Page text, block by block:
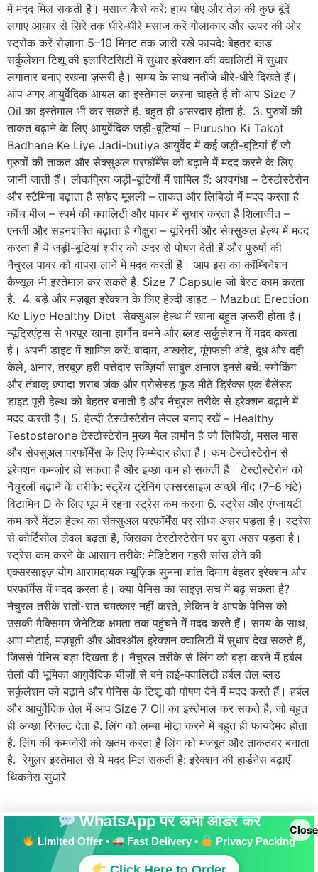
में मदद मिल सकती है। मसाज कैसे करें: हाथ धोएं और तेल की कुछ बूंदें
लगाएं आधार से सिरे तक धीरे-धीरे मसाज करें गोलाकार और ऊपर की ओर
स्ट्रोक करें रोज़ाना 5–10 मिनट तक जारी रखें फायदे: बेहतर ब्लड
सर्कुलेशन टिशू की इलास्टिसिटी में सुधार इरेक्शन की क्वालिटी में सुधार
लगातार बनाए रखना ज़रूरी है। समय के साथ नतीजे धीरे-धीरे दिखते हैं।
आप अगर आयुर्वेदिक आयल का इस्तेमाल करना चाहते है तो आप Size 7
Oil का इस्तेमाल भी कर सकते है. बहुत ही असरदार होता है. 3. पुरुषों की
ताकत बढ़ाने के लिए आयुर्वेदिक जड़ी-बूटियां – Purusho Ki Takat
Badhane Ke Liye Jadi-butiya आयुर्वेद में कई जड़ी-बूटियां हैं जो
पुरुषों की ताकत और सेक्सुअल परफॉर्मेंस को बढ़ाने में मदद करने के लिए
जानी जाती हैं। लोकप्रिय जड़ी-बूटियों में शामिल हैं: अश्वगंधा – टेस्टोस्टेरोन
और स्टैमिना बढ़ाता है सफेद मूसली – ताकत और लिबिडो में मदद करता है
कौंच बीज – स्पर्म की क्वालिटी और पावर में सुधार करता है शिलाजीत –
एनर्जी और सहनशक्ति बढ़ाता है गोक्षुरा – यूरिनरी और सेक्सुअल हेल्थ में मदद
करता है ये जड़ी-बूटियां शरीर को अंदर से पोषण देती हैं और पुरुषों की
नैचुरल पावर को वापस लाने में मदद करती हैं। आप इस का कॉम्बिनेशन
कैप्सूल भी इस्तेमाल कर सकते है. Size 7 Capsule जो बेस्ट काम करता
है. 4. बड़े और मज़बूत इरेक्शन के लिए हेल्दी डाइट – Mazbut Erection
Ke Liye Healthy Diet सेक्सुअल हेल्थ में खाना बहुत ज़रूरी होता है।
न्यूट्रिएंट्स से भरपूर खाना हार्मोन बनने और ब्लड सर्कुलेशन में मदद करता
है। अपनी डाइट में शामिल करें: बादाम, अखरोट, मूंगफली अंडे, दूध और दही
केले, अनार, तरबूज हरी पत्तेदार सब्ज़ियाँ साबुत अनाज इनसे बचें: स्मोकिंग
और तंबाकू ज़्यादा शराब जंक और प्रोसेस्ड फ़ूड मीठे ड्रिंक्स एक बैलेंस्ड
डाइट पूरी हेल्थ को बेहतर बनाती है और नैचुरल तरीके से इरेक्शन बढ़ाने में
मदद करती है। 5. हेल्दी टेस्टोस्टेरोन लेवल बनाए रखें – Healthy
Testosterone टेस्टोस्टेरोन मुख्य मेल हार्मोन है जो लिबिडो, मसल मास
और सेक्सुअल परफॉर्मेंस के लिए ज़िम्मेदार होता है। कम टेस्टोस्टेरोन से
इरेक्शन कमज़ोर हो सकता है और इच्छा कम हो सकती है। टेस्टोस्टेरोन को
नैचुरली बढ़ाने के तरीके: स्ट्रेंथ ट्रेनिंग एक्सरसाइज़ अच्छी नींद (7–8 घंटे)
विटामिन D के लिए धूप में रहना स्ट्रेस कम करना 6. स्ट्रेस और एंग्जायटी
कम करें मेंटल हेल्थ का सेक्सुअल परफॉर्मेंस पर सीधा असर पड़ता है। स्ट्रेस
से कोर्टिसोल लेवल बढ़ता है, जिसका टेस्टोस्टेरोन पर बुरा असर पड़ता है।
स्ट्रेस कम करने के आसान तरीके: मेडिटेशन गहरी सांस लेने की
एक्सरसाइज़ योग आरामदायक म्यूज़िक सुनना शांत दिमाग बेहतर इरेक्शन और
परफॉर्मेंस में मदद करता है। क्या पेनिस का साइज़ सच में बढ़ सकता है?
नैचुरल तरीके रातों-रात चमत्कार नहीं करते, लेकिन वे आपके पेनिस को
उसकी मैक्सिमम जेनेटिक क्षमता तक पहुंचने में मदद करते हैं। समय के साथ,
आप मोटाई, मज़बूती और ओवरऑल इरेक्शन क्वालिटी में सुधार देख सकते हैं,
जिससे पेनिस बड़ा दिखता है। नैचुरल तरीके से लिंग को बड़ा करने में हर्बल
तेलों की भूमिका आयुर्वेदिक चीज़ों से बने हाई-क्वालिटी हर्बल तेल ब्लड
सर्कुलेशन को बढ़ाने और पेनिस के टिशू को पोषण देने में मदद करते हैं। हर्बल
और आयुर्वेदिक तेल में आप Size 7 Oil का इस्तेमाल कर सकते है. जो बहुत
ही अच्छा रिजल्ट देता है. लिंग को लम्बा मोटा करने में बहुत ही फायदेमंद होता
है. लिंग की कमजोरी को ख़तम करता है लिंग को मजबूत और ताकतवर बनाता
है. रेगुलर इस्तेमाल से ये मदद मिल सकती है: इरेक्शन की हार्डनेस बढ़ाएँ
थिकनेस सुधारें
All rights reserved
WhatsApp पर अभी ऑर्डर करें
Limited Offer • Fast Delivery • Privacy Packing
Close